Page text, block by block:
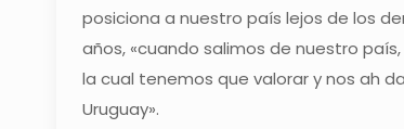
posiciona a nuestro país lejos de los
años, «cuando salimos de nuestro
la cual tenemos que valorar y nos ah
Uruguay».